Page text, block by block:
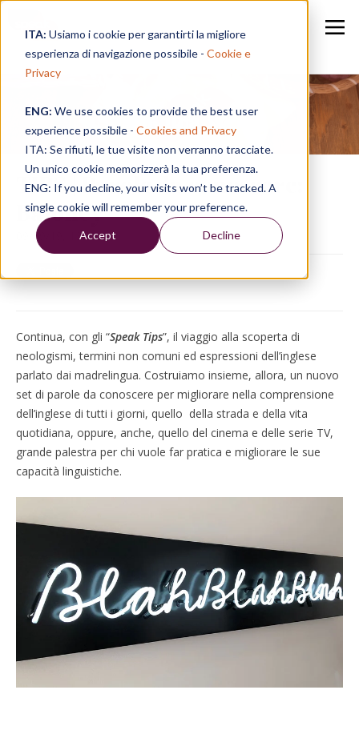
ITA: Usiamo i cookie per garantirti la migliore
esperienza di navigazione possibile - Cookie e
Privacy
ENG: We use cookies to provide the best user
experience possibile - Cookies and Privacy
ITA: Se rifiuti, le tue visite non verranno tracciate.
Un unico cookie memorizzerà la tua preferenza.
ENG: If you decline, your visits won’t be tracked. A
single cookie will remember your preference.
Accept Decline
Speak in a Week
TIPS | Parole da conoscere:
Baloney
09/09/19, 13:37
Continua, con gli “Speak Tips”, il viaggio alla scoperta di
neologismi, termini non comuni ed espressioni dell’inglese
parlato dai madrelingua. Costruiamo insieme, allora, un nuovo
set di parole da conoscere per migliorare nella comprensione
dell’inglese di tutti i giorni, quello della strada e della vita
quotidiana, oppure, anche, quello del cinema e delle serie TV,
grande palestra per chi vuole far pratica e migliorare le sue
capacità linguistiche.